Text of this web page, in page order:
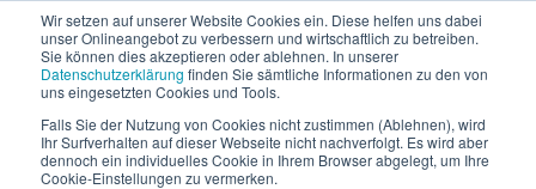
Wir setzen auf unserer Website Cookies ein. Diese helfen uns dabei
unser Onlineangebot zu verbessern und wirtschaftlich zu betreiben.
Sie können dies akzeptieren oder ablehnen. In unserer
Datenschutzerklärung finden Sie sämtliche Informationen zu den von
uns eingesetzten Cookies und Tools.
Falls Sie der Nutzung von Cookies nicht zustimmen (Ablehnen), wird
Ihr Surfverhalten auf dieser Webseite nicht nachverfolgt. Es wird aber
dennoch ein individuelles Cookie in Ihrem Browser abgelegt, um Ihre
Cookie-Einstellungen zu vermerken.
Termin vereinbaren +49 (0) 89 512 65 100
Was
Unternehmensgröße Produkte Branchen
Die
Plattform Überblick
Machen
Sie
InsightsBlog
Machen
Sie
Was
Über Uns (Geschichte)
Machen
Sie
1 MINUTEN LESEZEIT